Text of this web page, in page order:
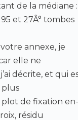
de la médiane
et 27Â° tombes
annexe, je
elle ne
décrite, et qui
plus
de fixation en-
résidu